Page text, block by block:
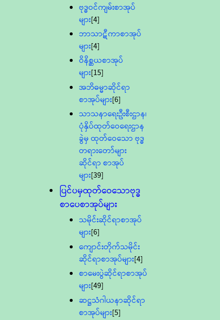
ဗုဒ္ဓဝင်ကျမ်းစာအုပ်
များ[4]
ဘာသာဋီကာစာအုပ်
များ[4]
ဝိနိစ္ဆယစာအုပ်
များ[15]
အဘိဓမ္မာဆိုင်ရာ
စာအုပ်များ[6]
သာသနာရေးဦးစီးဌာန၊
ပုံနှိပ်ထုတ်ဝေရေးဌာန
ခွဲမှ ထုတ်ဝေသော ဗုဒ္ဓ
တရားတော်များ
ဆိုင်ရာ စာအုပ်
များ[39]
ပြင်ပမှထုတ်ဝေသောဗုဒ္ဓ
စာပေစာအုပ်များ
သမိုင်းဆိုင်ရာစာအုပ်
များ[6]
ကျောင်းတိုက်သမိုင်း
ဆိုင်ရာစာအုပ်များ[4]
စာမေးပွဲဆိုင်ရာစာအုပ်
များ[49]
ဆဋ္ဌသံဂါယနာဆိုင်ရာ
စာအုပ်များ[5]